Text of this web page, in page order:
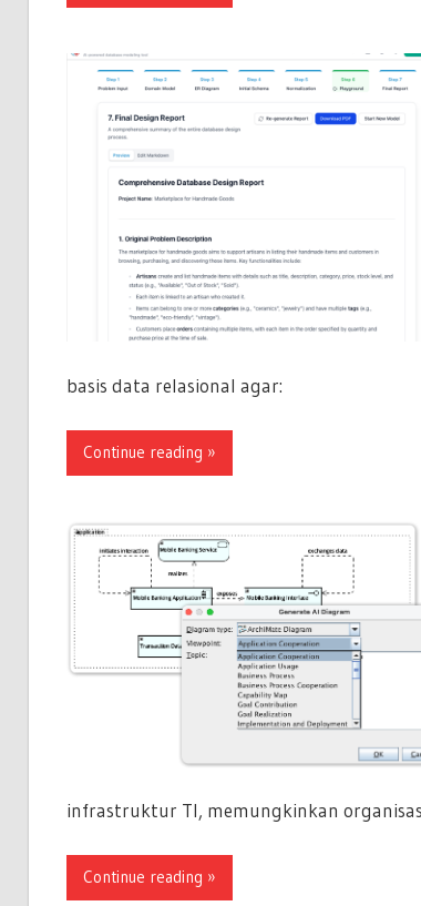
basis data relasional agar:
Continue reading
infrastruktur TI, memungkinkan
Continue reading